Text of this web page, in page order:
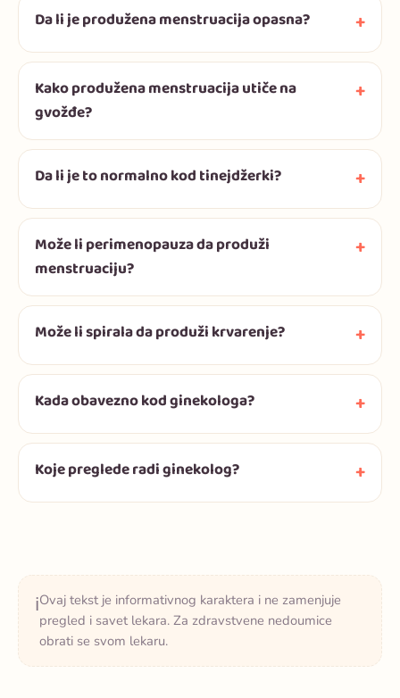
Da li je produžena menstruacija opasna?
Kako produžena menstruacija utiče na
gvožđe?
Da li je to normalno kod tinejdžerki?
Može li perimenopauza da produži
menstruaciju?
Može li spirala da produži krvarenje?
Kada obavezno kod ginekologa?
Koje preglede radi ginekolog?
ℹ️Ovaj tekst je informativnog karaktera i ne zamenjuje
pregled i savet lekara. Za zdravstvene nedoumice
obrati se svom lekaru.